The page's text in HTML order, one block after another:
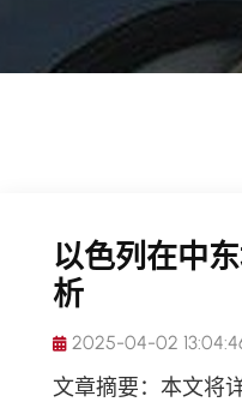
以色列在中
析
2025-04-02
文章摘要：本文将